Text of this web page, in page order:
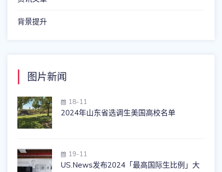
背景提升
图片新闻
18-11
2024年山东省选调生美国高校名单
19-11
US.News发布2024「最高国际生比例」大